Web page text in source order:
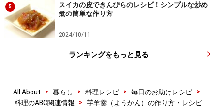
5
スイカの皮できんぴらのレシピ！シンプルな炒め
煮の簡単な作り方
2024/10/11
ランキングをもっと見る
All About > 暮らし > 料理レシピ > 毎日のお助けレシピ
>
料理のABC関連情報
> 芋羊羹（ようかん）の作り方・レシピ